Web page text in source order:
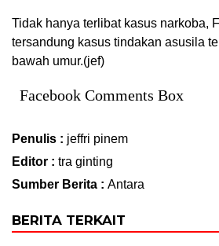
Tidak hanya terlibat kasus narkoba,
tersandung kasus tindakan asusila
bawah umur.(jef)
Facebook Comments Box
Penulis : jeffri pinem
Editor : tra ginting
Sumber Berita : Antara
BERITA TERKAIT